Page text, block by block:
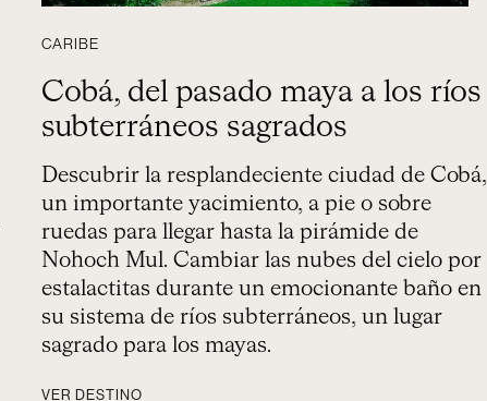
CARIBE
Cobá, del pasado maya a los ríos
subterráneos sagrados
Descubrir la resplandeciente ciudad de Cobá,
un importante yacimiento, a pie o sobre
ruedas para llegar hasta la pirámide de
Nohoch Mul. Cambiar las nubes del cielo por
estalactitas durante un emocionante baño en
su sistema de ríos subterráneos, un lugar
sagrado para los mayas.
VER DESTINO